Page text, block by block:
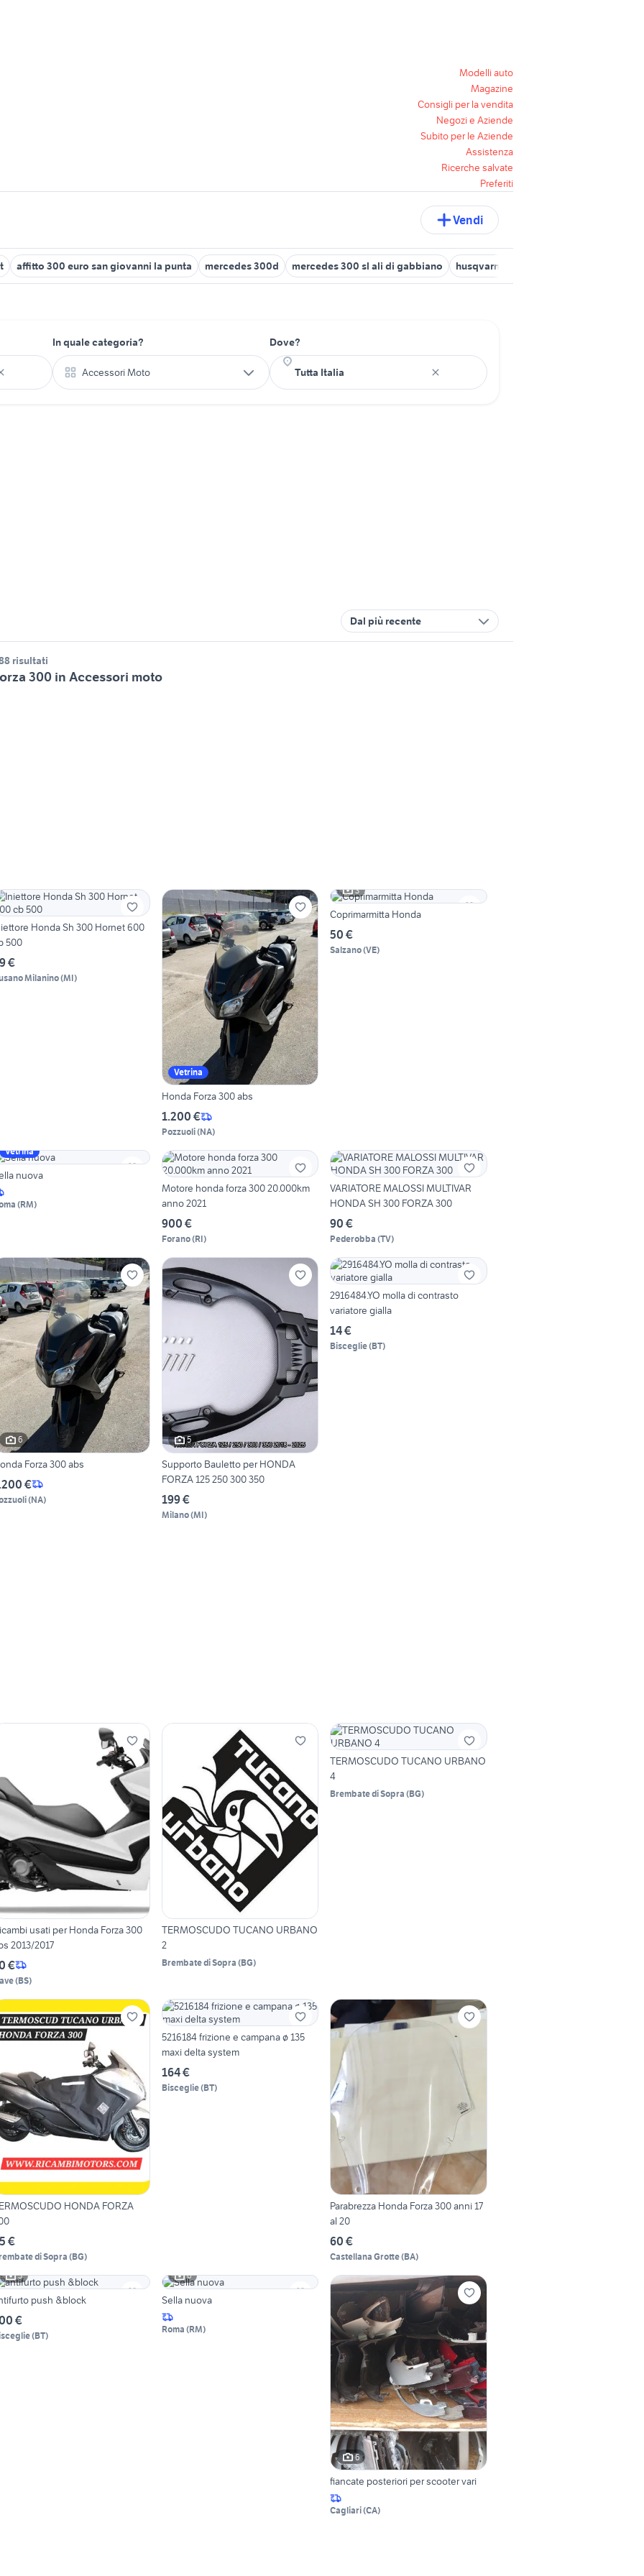
Modelli auto
Magazine
Consigli per la vendita
Negozi e Aziende
Subito per le Aziende
Assistenza
Ricerche salvate
Preferiti
Vendi
affitto 300 euro san giovanni la punta mercedes 300d mercedes 300 sl ali di gabbiano husqvarna 300 2t
In quale categoria?
Accessori Moto
Dove?
Dal più recente
risultati
300 in Accessori moto
Honda Sh 300 Hornet 600
500
€
Milanino(MI)
Vetrina
Honda Forza 300 abs
1.200 €
Pozzuoli(NA)
3
Coprimarmitta Honda
50 €
Salzano(VE)
Vetrina
nuova
(RM)
Motore honda forza 300 20.000km
anno 2021
900 €
Forano(RI)
VARIATORE MALOSSI MULTIVAR
HONDA SH 300 FORZA 300
90 €
Pederobba (TV)
6
Forza 300 abs
€
(NA)
5
Supporto Bauletto per HONDA
FORZA 125 250 300 350
199 €
Milano(MI)
2916484.YO molla di contrasto
variatore gialla
14 €
Bisceglie(BT)
usati per Honda Forza 300
2013/2017
€
(BS)
TERMOSCUDO TUCANO URBANO
2
Brembate di Sopra (BG)
TERMOSCUDO TUCANO URBANO
4
Brembate di Sopra (BG)
HONDA FORZA
€
di Sopra (BG)
5216184 frizione e campana ø 135
maxi delta system
164 €
Bisceglie(BT)
Parabrezza Honda Forza 300 anni 17
al 20
60 €
Castellana Grotte(BA)
3
push &block
€
(BT)
6
Sella nuova
Roma (RM)
6
fiancate posteriori per scooter vari
Cagliari(CA)